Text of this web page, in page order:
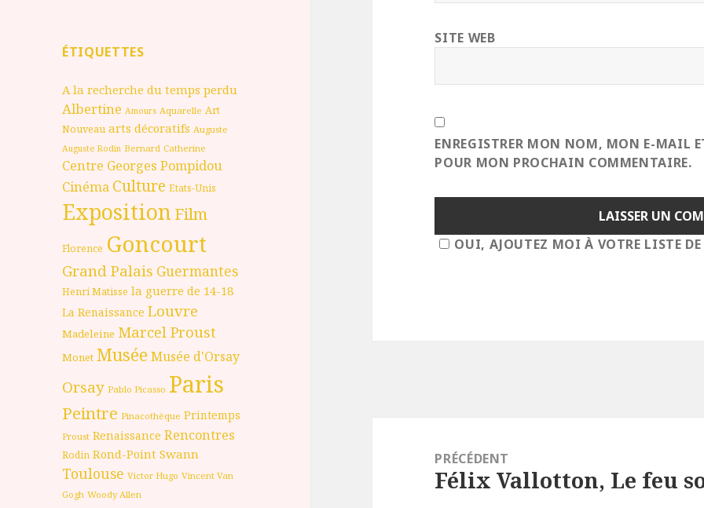
ÉTIQUETTES
A la recherche du temps perdu
Albertine Amours Aquarelle Art
Nouveau arts décoratifs Auguste
Auguste Rodin Bernard Catherine
Centre Georges Pompidou
Cinéma Culture Etats-Unis
ExpositionFilm
Florence Goncourt
Grand Palais Guermantes
Henri Matisse la guerre de 14-18
La Renaissance Louvre
Madeleine Marcel Proust
Monet Musée Musée d'Orsay
Orsay Pablo Picasso Paris
Peintre Pinacothèque Printemps
Proust Renaissance Rencontres
Rodin Rond-Point Swann
Toulouse Victor Hugo Vincent Van
Gogh Woody Allen
SITE WEB
ENREGISTRER MON NOM, MON E-MAIL
POUR MON PROCHAIN COMMENTAIRE.
OUI, AJOUTEZ MOI À VOTRE LISTE
l’article
PRÉCÉDENT
Article
Félix Vallotton, Le feu